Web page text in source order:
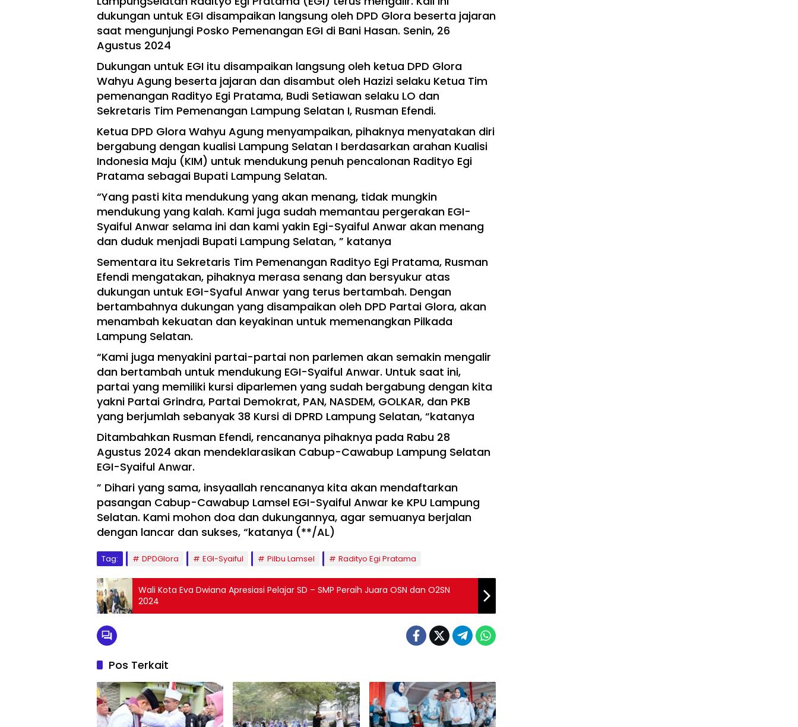
dukungan untuk EGI disampaikan langsung oleh DPD Glora beserta jajaran
saat mengunjungi Posko Pemenangan EGI di Bani Hasan. Senin, 26
Agustus 2024
Dukungan untuk EGI itu disampaikan langsung oleh ketua DPD Glora
Wahyu Agung beserta jajaran dan disambut oleh Hazizi selaku Ketua Tim
pemenangan Radityo Egi Pratama, Budi Setiawan selaku LO dan
Sekretaris Tim Pemenangan Lampung Selatan I, Rusman Efendi.
Ketua DPD Glora Wahyu Agung menyampaikan, pihaknya menyatakan diri
bergabung dengan kualisi Lampung Selatan I berdasarkan arahan Kualisi
Indonesia Maju (KIM) untuk mendukung penuh pencalonan Radityo Egi
Pratama sebagai Bupati Lampung Selatan.
“Yang pasti kita mendukung yang akan menang, tidak mungkin
mendukung yang kalah. Kami juga sudah memantau pergerakan EGI-
Syaiful Anwar selama ini dan kami yakin Egi-Syaiful Anwar akan menang
dan duduk menjadi Bupati Lampung Selatan, ” katanya
Sementara itu Sekretaris Tim Pemenangan Radityo Egi Pratama, Rusman
Efendi mengatakan, pihaknya merasa senang dan bersyukur atas
dukungan untuk EGI-Syaful Anwar yang terus bertambah. Dengan
bertambahnya dukungan yang disampaikan oleh DPD Partai Glora, akan
menambah kekuatan dan keyakinan untuk memenangkan Pilkada
Lampung Selatan.
“Kami juga menyakini partai-partai non parlemen akan semakin mengalir
dan bertambah untuk mendukung EGI-Syaiful Anwar. Untuk saat ini,
partai yang memiliki kursi diparlemen yang sudah bergabung dengan kita
yakni Partai Grindra, Partai Demokrat, PAN, NASDEM, GOLKAR, dan PKB
yang berjumlah sebanyak 38 Kursi di DPRD Lampung Selatan, “katanya
Ditambahkan Rusman Efendi, rencananya pihaknya pada Rabu 28
Agustus 2024 akan mendeklarasikan Cabup-Cawabup Lampung Selatan
EGI-Syaiful Anwar.
” Dihari yang sama, insyaallah rencananya kita akan mendaftarkan
pasangan Cabup-Cawabup Lamsel EGI-Syaiful Anwar ke KPU Lampung
Selatan. Kami mohon doa dan dukungannya, agar semuanya berjalan
dengan lancar dan sukses, “katanya (**/AL)
Tag: DPDGlora EGI-Syaiful Pilbu Lamsel Radityo Egi Pratama
Wali Kota Eva Dwiana Apresiasi Pelajar SD – SMP Peraih Juara OSN dan O2SN
2024
Pos Terkait